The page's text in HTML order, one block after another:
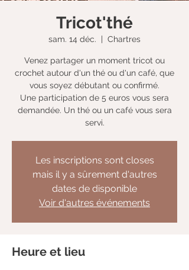
Tricot'thé
sam. 14 déc.
  |
Chartres
Venez partager un moment tricot ou
crochet autour d'un thé ou d'un café, que
vous soyez débutant ou confirmé.
Une participation de 5 euros vous sera
demandée. Un thé ou un café vous sera
servi.
Les inscriptions sont closes
mais il y a sûrement d'autres
dates de disponible
Voir d'autres événements
Heure et lieu